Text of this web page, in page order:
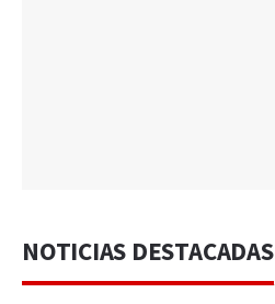
NOTICIAS DESTACADAS